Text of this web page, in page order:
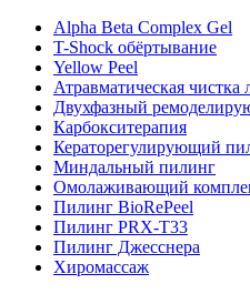
Alpha Beta Complex Gel
T-Shock обёртывание
Yellow Peel
Атравматическая чистка
Двухфазный
Карбокситерапия
Кераторегулирующий
Миндальный пилинг
Омолаживающий
Пилинг BioRePeel
Пилинг PRX-T33
Пилинг Джесснера
Хиромассаж